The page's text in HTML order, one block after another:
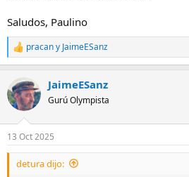
Saludos, Paulino
R
e
c
c
i
e
s
pracany JaimeESanz
JaimeESanz
Gurú Olympista
13 Oct 2025
detura dijo: